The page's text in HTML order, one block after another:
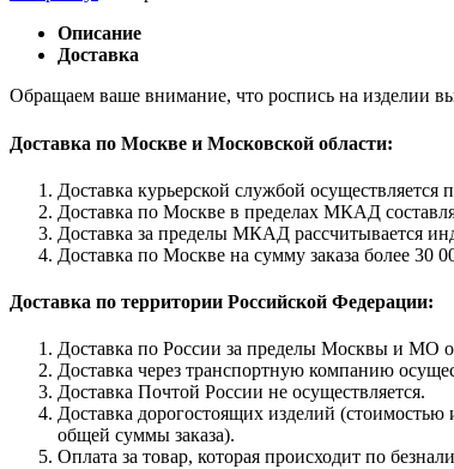
Описание
Доставка
Обращаем ваше внимание, что роспись на изделии
Доставка по Москве и Московской области:
Доставка курьерской службой
Доставка по Москве в пределах МКАД
Доставка за пределы МКАД рассчитывается
Доставка по Москве на сумму заказа более 30
Доставка по территории Российской Федерации:
Доставка по России за пределы Москвы и МО
Доставка через транспортную компанию
Доставка Почтой России не осуществляется.
Доставка дорогостоящих изделий (стоимостью
общей суммы заказа).
Оплата за товар, которая происходит по